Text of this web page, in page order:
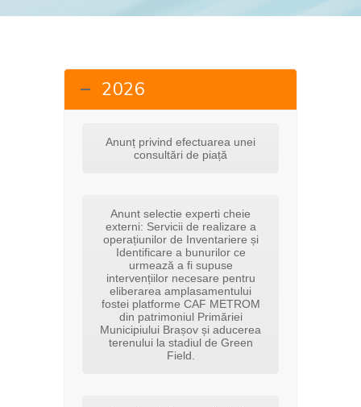
2026
Anunț privind efectuarea unei
consultări de piață
Anunt selectie experti cheie
externi: Servicii de realizare a
operațiunilor de Inventariere și
Identificare a bunurilor ce
urmează a fi supuse
intervențiilor necesare pentru
eliberarea amplasamentului
fostei platforme CAF METROM
din patrimoniul Primăriei
Municipiului Brașov și aducerea
terenului la stadiul de Green
Field.